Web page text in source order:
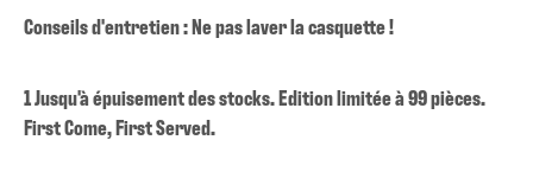
Conseils d'entretien : Ne pas laver la casquette !
1 Jusqu'à épuisement des stocks. Edition limitée à 99 pièces.
First Come, First Served.